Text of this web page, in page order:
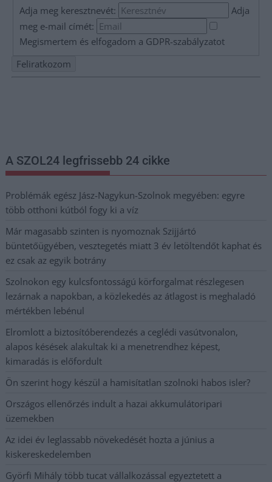
Adja meg keresztnevét:
Adja
meg e-mail címét:
Megismertem és elfogadom a GDPR-szabályzatot
A SZOL24 legfrissebb 24 cikke
Problémák egész Jász-Nagykun-Szolnok megyében: egyre
több otthoni kútból fogy ki a víz
Már magasabb szinten is nyomoznak Szijjártó
büntetőügyében, vesztegetés miatt 3 év letöltendőt kaphat és
ez csak az egyik botrány
Szolnokon egy kulcsfontosságú körforgalmat részlegesen
lezárnak a napokban, a közlekedés az átlagost is meghaladó
mértékben lebénul
Elromlott a biztosítóberendezés a ceglédi vasútvonalon,
alapos késések alakultak ki a menetrendhez képest,
kimaradás is előfordult
Ön szerint hogy készül a hamisítatlan szolnoki habos isler?
Országos ellenőrzés indult a hazai akkumulátoripari
üzemekben
Az idei év leglassabb növekedését hozta a június a
kiskereskedelemben
Györfi Mihály több tucat vállalkozással egyeztetett a